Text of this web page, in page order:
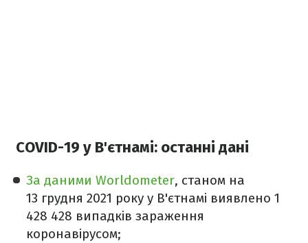
COVID-19 у В'єтнамі: останні дані
За даними Worldometer, станом на
13 грудня 2021 року у В'єтнамі виявлено 1
428 428 випадків зараження
коронавірусом;